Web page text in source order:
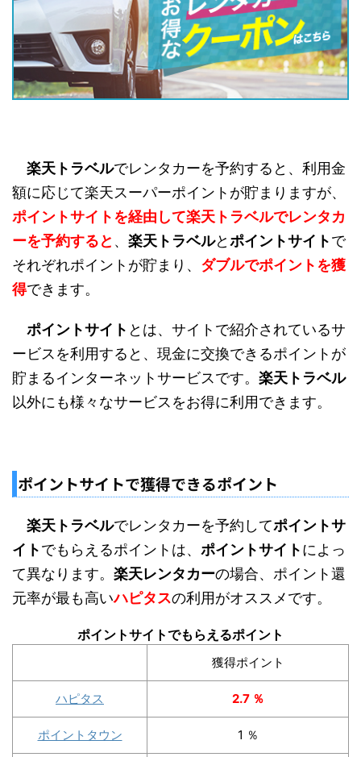
楽天トラベルでレンタカーを予約すると、利用金
額に応じて楽天スーパーポイントが貯まりますが、
ポイントサイトを経由して楽天トラベルでレンタカ
ーを予約すると 、 楽天トラベルとポイントサイトで
それぞれポイントが貯まり、 ダブルでポイントを獲
得できます。
ポイントサイト とは、サイトで紹介されているサ
ービスを利用すると、現金に交換できるポイントが
貯まるインターネットサービスです。 楽天トラベル
以外にも様々なサービスをお得に利用できます。
ポイントサイトで獲得できるポイント
楽天トラベルでレンタカーを予約してポイントサ
イトでもらえるポイントは、 ポイントサイトによっ
て異なります。 楽天レンタカーの場合、ポイント還
元率が最も高いハピタスの利用がオススメです。
ポイントサイトでもらえるポイント
獲得ポイント
ハピタス 2.7 ％
ポイントタウン 1 ％